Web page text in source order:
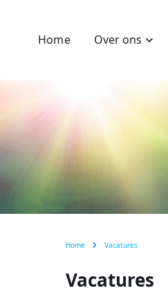
Home Over ons
Home Vacatures
Vacatures